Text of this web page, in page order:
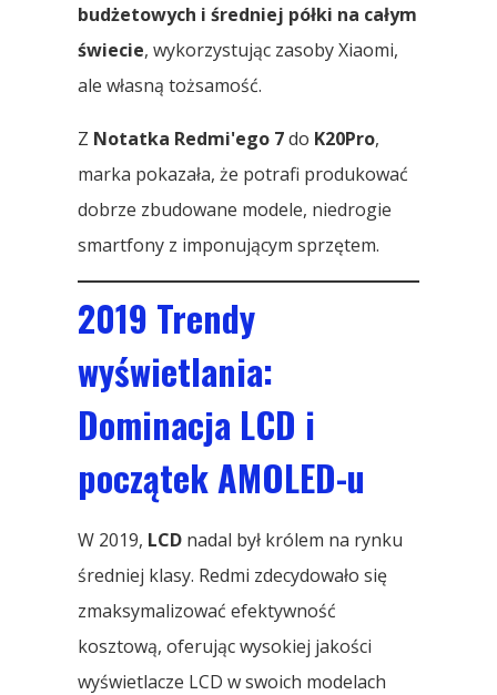
budżetowych i średniej półki na całym
świecie, wykorzystując zasoby Xiaomi,
ale własną tożsamość.
Z Notatka Redmi'ego 7do K20Pro,
marka pokazała, że ​​potrafi produkować
dobrze zbudowane modele, niedrogie
smartfony z imponującym sprzętem.
2019 Trendy
wyświetlania:
Dominacja LCD i
początek AMOLED-u
W 2019, LCD nadal był królem na rynku
średniej klasy. Redmi zdecydowało się
zmaksymalizować efektywność
kosztową, oferując wysokiej jakości
wyświetlacze LCD w swoich modelach